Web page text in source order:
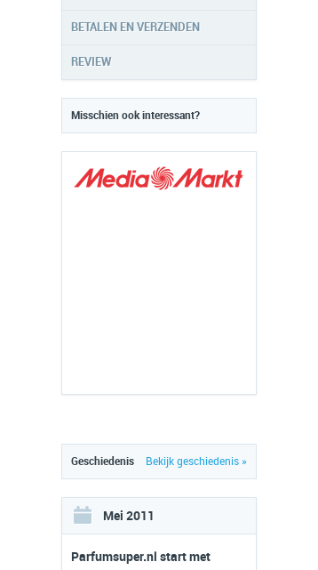
BETALEN EN VERZENDEN
REVIEW
Misschien ook interessant?
Bekijk geschiedenis »
Geschiedenis
Mei 2011
Parfumsuper.nl start met